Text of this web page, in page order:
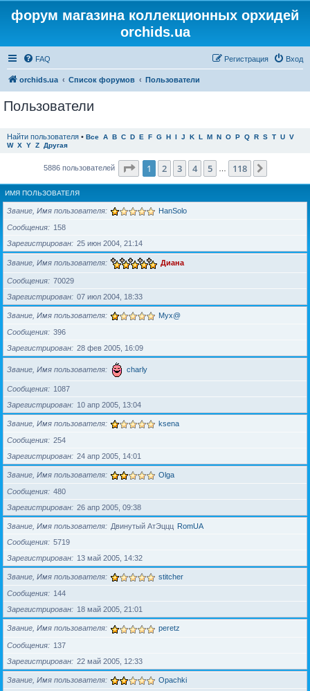
форум магазина коллекционных орхидей
orchids.ua
FAQ Вход
Регистрация
orchids.ua Список форумов Пользователи
Пользователи
Найти пользователя • Все A B C D E F G H I J K L M N O P Q R S T U V
W X Y Z Другая
5886 пользователей Страница из 118
1 2 3 4 5 118
ИМЯ ПОЛЬЗОВАТЕЛЯ
Звание, Имя пользователя HanSolo
Сообщения
158
Зарегистрирован
25 июн 2004, 21:14
Звание, Имя пользователя Диана
Сообщения
70029
Зарегистрирован
07 июл 2004, 18:33
Звание, Имя пользователя Myx@
Сообщения
396
Зарегистрирован
28 фев 2005, 16:09
Звание, Имя пользователя charly
Сообщения
1087
Зарегистрирован
10 апр 2005, 13:04
Звание, Имя пользователя ksena
Сообщения
254
Зарегистрирован
24 апр 2005, 14:01
Звание, Имя пользователя Olga
Сообщения
480
Зарегистрирован
26 апр 2005, 09:38
Звание, Имя пользователя Двинутый АтЭццц RomUA
Сообщения
5719
Зарегистрирован
13 май 2005, 14:32
Звание, Имя пользователя stitcher
Сообщения
144
Зарегистрирован
18 май 2005, 21:01
Звание, Имя пользователя peretz
Сообщения
137
Зарегистрирован
22 май 2005, 12:33
Звание, Имя пользователя Opachki